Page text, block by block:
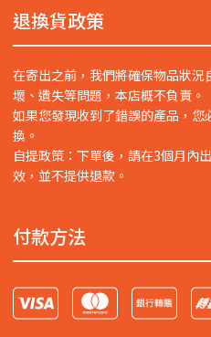
退換貨政策
在寄出之前，我們將確保物品狀
壞、遺失等問題，本店概不負責。
如果您發現收到了錯誤的產品，您
換。
自提政策：下單後，請在3個月內
效，並不提供退款。
付款方法